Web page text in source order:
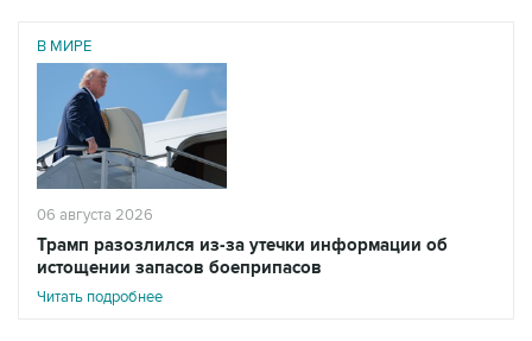
В МИРЕ
06 августа 2026
Трамп разозлился из-за утечки информации об
истощении запасов боеприпасов
Читать подробнее